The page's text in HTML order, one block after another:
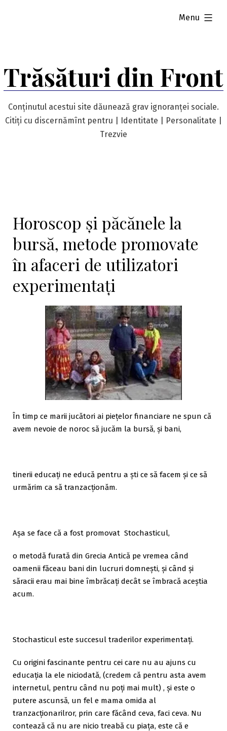
Trăsături din Front
Conținutul acestui site dăunează grav ignoranței sociale.
Citiți cu discernămînt pentru | Identitate | Personalitate |
Trezvie
Menu
expanded
Horoscop și păcănele la
bursă, metode promovate
în afaceri de utilizatori
experimentați
În timp ce marii jucători ai piețelor financiare ne spun că
avem nevoie de noroc să jucăm la bursă, și bani,
tinerii educați ne educă pentru a ști ce să facem și ce să
urmărim ca să tranzacționăm.
Așa se face că a fost promovat Stochasticul,
o metodă furată din Grecia Antică pe vremea când
oamenii făceau bani din lucruri domnești, și când și
săracii erau mai bine îmbrăcați decât se îmbracă aceștia
acum.
Stochasticul este succesul traderilor experimentați.
Cu origini fascinante pentru cei care nu au ajuns cu
educația la ele niciodată, (credem că pentru asta avem
internetul, pentru când nu poți mai mult) , și este o
putere ascunsă, un fel e mama omida al
tranzacționarilror, prin care făcând ceva, faci ceva. Nu
contează că nu are nicio treabă cu piața, este că e